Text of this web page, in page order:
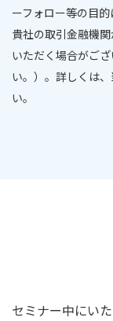
ーフォロー等の目
貴社の取引金融機
いただく場合がご
い。）。詳しくは
い。
セミナー中にい